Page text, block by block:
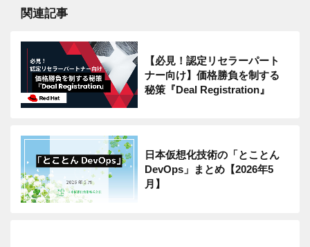
関連記事
【必見！認定リセラーパート
ナー向け】価格勝負を制する
秘策『Deal Registration』
日本仮想化技術の「とことん
DevOps」まとめ【2026年5
月】